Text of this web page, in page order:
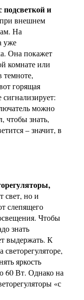
и
внешнем
На
уже
Она покажет
комнате или
темноте,
горящая
можно
чтобы знать,
– значит, в
свет, но и
слепящего
Чтобы
знать
выдержать. К
яркость
60 Вт. Однако на
«с